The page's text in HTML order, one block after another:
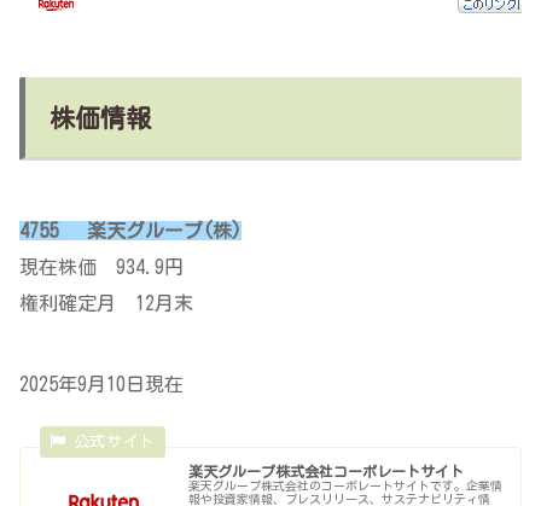
株価情報
4755 楽天グループ(株)
現在株価 934.9円
権利確定月 12月末
2025年9月10日現在
楽天グループ株式会社コーポレートサイト
楽天グループ株式会社のコーポレートサイトです。企業情
報や投資家情報、プレスリリース、サステナビリティ情